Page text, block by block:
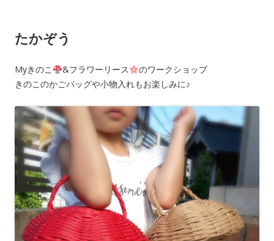
たかぞう
Myきのこ &フラワーリース
のワークショップ
きのこのかごバッグや小物入れもお楽しみに♪